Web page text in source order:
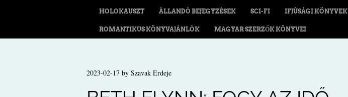
HOLOKAUSZT ÁLLANDÓ BEJEGYZÉSEK SCI-FI IFJÚSÁGI KÖNYVEK
ROMANTIKUS KÖNYVAJÁNLÓK MAGYAR SZERZŐK KÖNYVEI
2023-02-17 by Szavak Erdeje